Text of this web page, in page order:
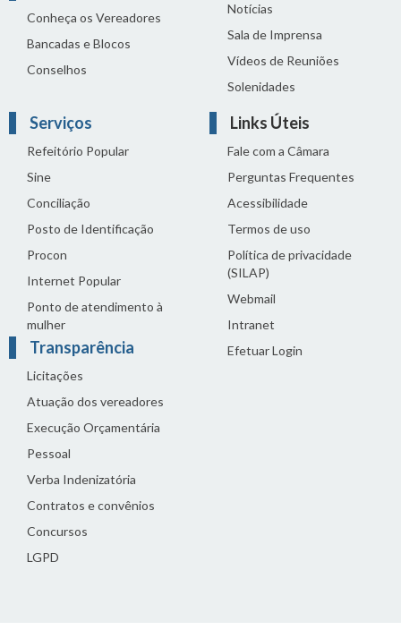
Conheça os Vereadores
Bancadas e Blocos
Conselhos
Notícias
Sala de Imprensa
Vídeos de Reuniões
Solenidades
Serviços
Refeitório Popular
Sine
Conciliação
Posto de Identificação
Procon
Internet Popular
Ponto de atendimento à
mulher
Transparência
Licitações
Atuação dos vereadores
Execução Orçamentária
Pessoal
Verba Indenizatória
Contratos e convênios
Concursos
LGPD
Links Úteis
Fale com a Câmara
Perguntas Frequentes
Acessibilidade
Termos de uso
Política de privacidade
(SILAP)
Webmail
Intranet
Efetuar Login